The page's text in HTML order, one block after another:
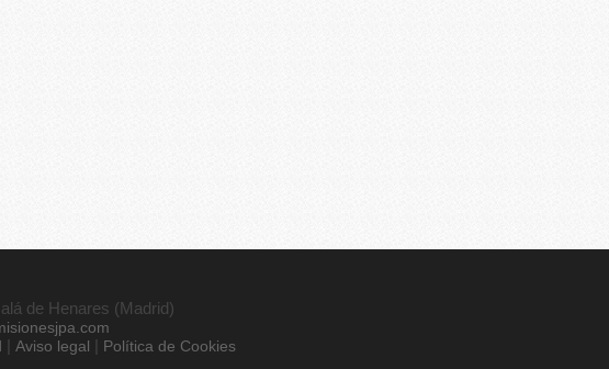
de Henares (Madrid)
Aviso legal Política de Cookies